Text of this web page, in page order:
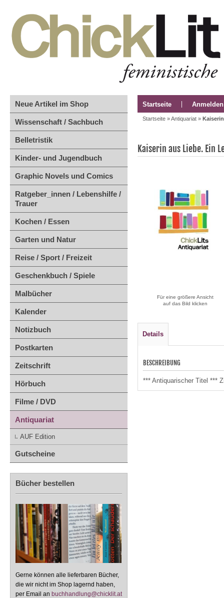
Neue Artikel im Shop
Wissenschaft / Sachbuch
Belletristik
Kinder- und Jugendbuch
Graphic Novels und Comics
Ratgeber_innen / Lebenshilfe /
Trauer
Kochen / Essen
Garten und Natur
Reise / Sport / Freizeit
Geschenkbuch / Spiele
Malbücher
Kalender
Notizbuch
Postkarten
Zeitschrift
Hörbuch
Filme / DVD
Antiquariat
AUF Edition
Gutscheine
Bücher bestellen
Gerne können alle lieferbaren Bücher,
die wir nicht im Shop lagernd haben,
per Email an buchhandlung@chicklit.at
Startseite Anmelden
Startseite »Antiquariat »
Kaiserin aus Liebe. Ein
Für eine größere Ansicht
auf das Bild klicken
Details
BESCHREIBUNG
*** Antiquarischer Titel ***